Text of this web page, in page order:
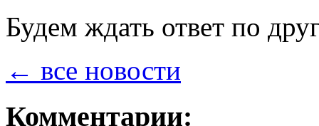
Будем ждать ответ по
← все новости
Комментарии: